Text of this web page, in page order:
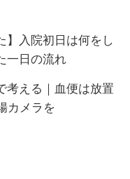
】入院初日は何をし
一日の流れ
考える｜血便は放置
カメラを